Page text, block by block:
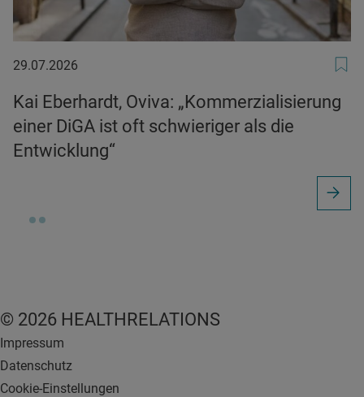
29.07.2026
29.07.2026
Kai Eberhardt, Oviva: „Kommerzialisierung
einer DiGA ist oft schwieriger als die
Entwicklung“
© 2026 HEALTHRELATIONS
Impressum
Datenschutz
Cookie-Einstellungen